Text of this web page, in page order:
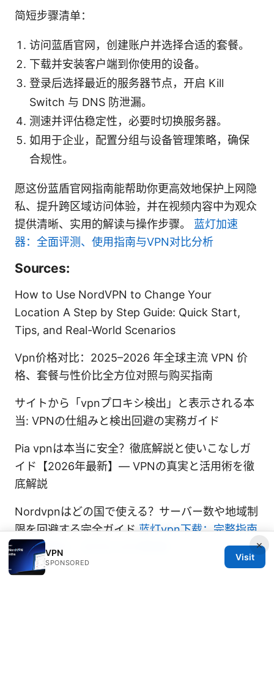
简短步骤清单：
访问蓝盾官网，创建账户并选择合适的套餐。
下载并安装客户端到你使用的设备。
登录后选择最近的服务器节点，开启 Kill
Switch 与 DNS 防泄漏。
测速并评估稳定性，必要时切换服务器。
如用于企业，配置分组与设备管理策略，确保
合规性。
愿这份蓝盾官网指南能帮助你更高效地保护上网隐
私、提升跨区域访问体验，并在视频内容中为观众
提供清晰、实用的解读与操作步骤。 蓝灯加速
器：全面评测、使用指南与VPN对比分析
Sources:
How to Use NordVPN to Change Your
Location A Step by Step Guide: Quick Start,
Tips, and Real-World Scenarios
Vpn价格对比：2025–2026 年全球主流 VPN 价
格、套餐与性价比全方位对照与购买指南
サイトから「vpnプロキシ検出」と表示される本
当: VPNの仕組みと検出回避の実務ガイド
Pia vpnは本当に安全？徹底解説と使いこなしガ
イド【2026年最新】— VPNの真実と活用術を徹
底解説
Nordvpnはどの国で使える？サーバー数や地域制
限を回避する完全ガイド蓝灯vpn下载：完整指南
与最新速评，含对比与实测数据
×
VPN
SPONSORED
Visit